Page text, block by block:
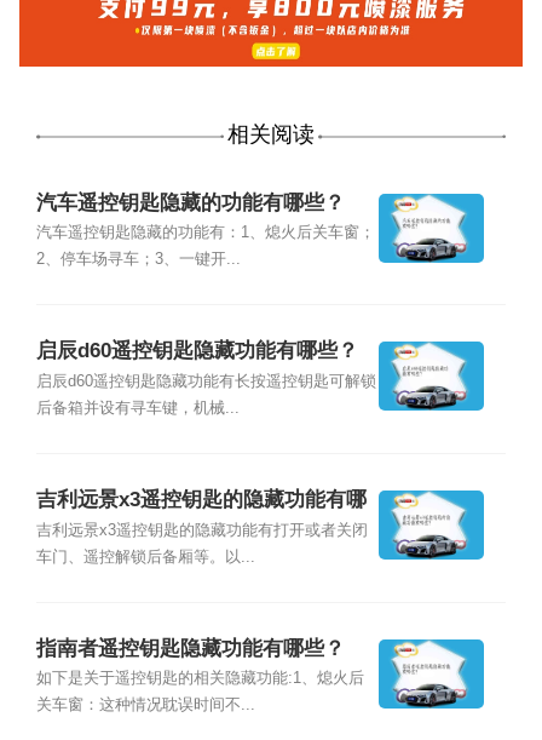
相关阅读
汽车遥控钥匙隐藏的功能有哪些？
汽车遥控钥匙隐藏的功能有：1、熄火后关车窗；
2、停车场寻车；3、一键开...
启辰d60遥控钥匙隐藏功能有哪些？
启辰d60遥控钥匙隐藏功能有长按遥控钥匙可解锁
后备箱并设有寻车键，机械...
吉利远景x3遥控钥匙的隐藏功能有哪
些？
吉利远景x3遥控钥匙的隐藏功能有打开或者关闭
车门、遥控解锁后备厢等。以...
指南者遥控钥匙隐藏功能有哪些？
如下是关于遥控钥匙的相关隐藏功能:1、熄火后
关车窗：这种情况耽误时间不...